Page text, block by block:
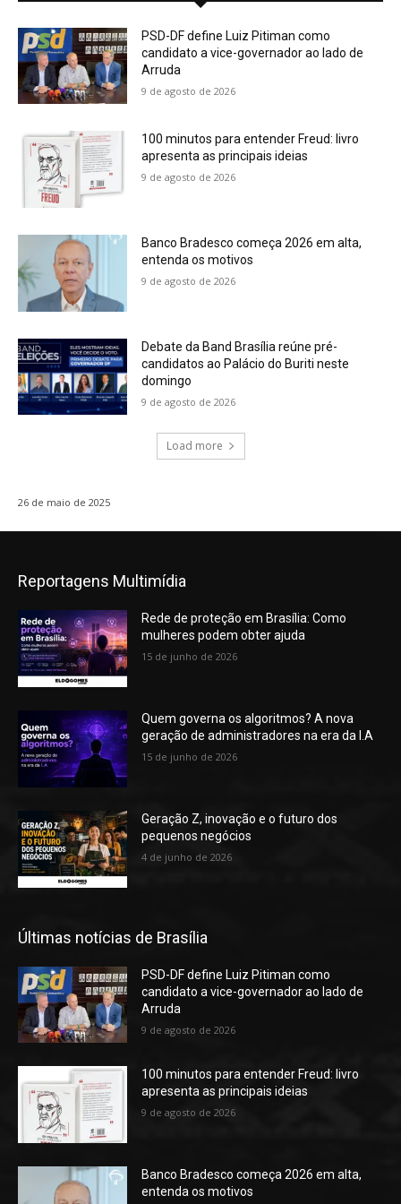
PSD-DF define Luiz Pitiman como
candidato a vice-governador ao lado de
Arruda
9 de agosto de 2026
100 minutos para entender Freud: livro
apresenta as principais ideias
9 de agosto de 2026
Banco Bradesco começa 2026 em alta,
entenda os motivos
9 de agosto de 2026
Debate da Band Brasília reúne pré-
candidatos ao Palácio do Buriti neste
domingo
9 de agosto de 2026
Load more
26 de maio de 2025
Reportagens Multimídia
Rede de proteção em Brasília: Como
mulheres podem obter ajuda
15 de junho de 2026
Quem governa os algoritmos? A nova
geração de administradores na era da I.A
15 de junho de 2026
Geração Z, inovação e o futuro dos
pequenos negócios
4 de junho de 2026
Últimas notícias de Brasília
PSD-DF define Luiz Pitiman como
candidato a vice-governador ao lado de
Arruda
9 de agosto de 2026
100 minutos para entender Freud: livro
apresenta as principais ideias
9 de agosto de 2026
Banco Bradesco começa 2026 em alta,
entenda os motivos